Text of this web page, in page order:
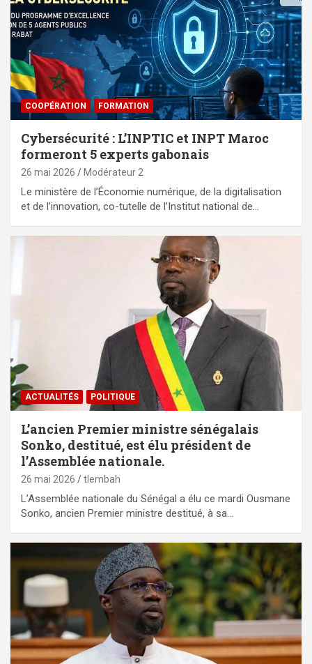
⁠COOPÉRATION FORMATION
Cybersécurité : L’INPTIC et INPT Maroc
formeront 5 experts gabonais
26 mai 2026 Modérateur 2
Le ministère de l’Économie numérique, de la digitalisation
et de l’innovation, co-tutelle de l’Institut national de…
ACTUALITÉS POLITIQUE
L’ancien Premier ministre sénégalais
Sonko, destitué, est élu président de
l’Assemblée nationale.
26 mai 2026 tlembah
L’Assemblée nationale du Sénégal a élu ce mardi Ousmane
Sonko, ancien Premier ministre destitué, à sa…